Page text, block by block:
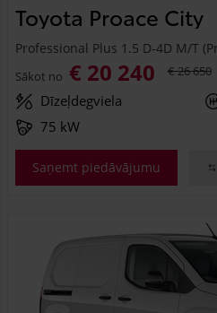
Toyota Proace City
Professional Plus 1.5 D-4D M/T
Sākot no € 20 240 € 26 650
Dīzeļdegviela
75 kW
Saņemt piedāvājumu